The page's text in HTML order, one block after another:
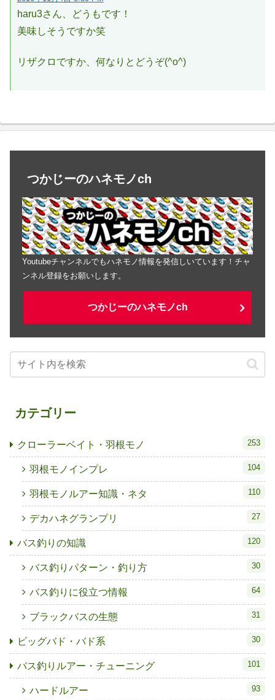
haru3さん、どうもです！
美味しそうですか笑
リザクロですか、何なりとどうぞ(^o^)
つかじーのハネモノch
Youtubeチャンネルでもハネモノ情報を発信しいています！チャ
ンネル登録をお願いします。
つかじーのハネモノch
カテゴリー
クローラーベイト・羽根モノ 253
羽根モノインプレ 104
羽根モノルアー知識・ネタ 110
デカハネグランプリ 27
バス釣りの知識 120
バス釣りパターン・釣り方 30
バス釣りに役立つ情報 64
ブラックバスの生態 31
ビッグバド・バド系 30
バス釣りルアー・チューニング 101
ハードルアー 93